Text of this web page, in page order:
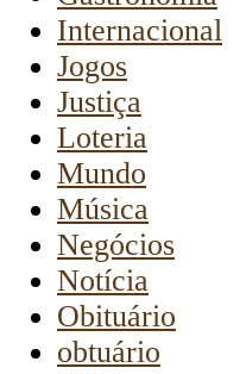
Internacional
Jogos
Justiça
Loteria
Mundo
Música
Negócios
Notícia
Obituário
obtuário